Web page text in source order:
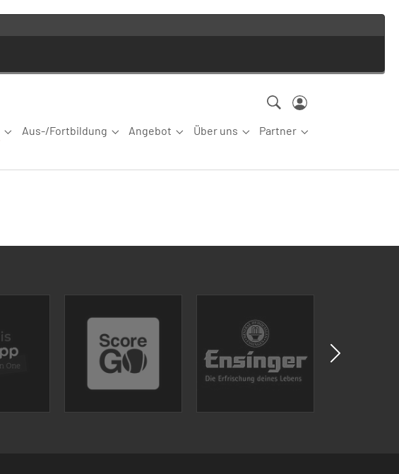
Submenu for "Wettkampfsport"
Aus-/Fortbildung
Submenu for "Aus-/Fortbildung"
Angebot
Submenu for "Angebot"
Über uns
Submenu for "Über uns"
Partner
Submenu for